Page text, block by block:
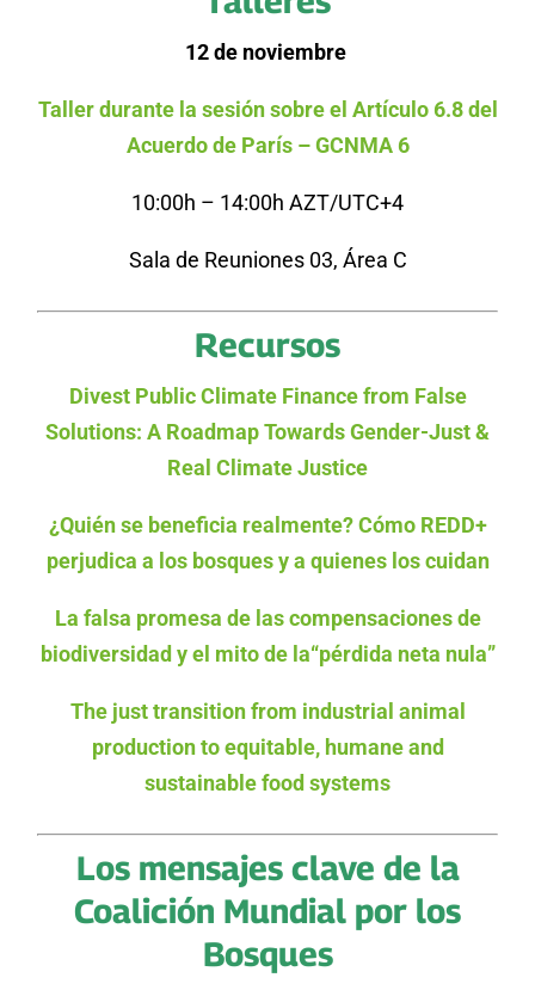
12 de noviembre
Taller durante la sesión sobre el Artículo 6.8 del
Acuerdo de París – GCNMA 6
10:00h – 14:00h AZT/UTC+4
Sala de Reuniones 03, Área C
Recursos
Divest Public Climate Finance from False
Solutions: A Roadmap Towards Gender-Just &
Real Climate Justice
¿Quién se beneficia realmente? Cómo REDD+
perjudica a los bosques y a quienes los cuidan
La falsa promesa de las compensaciones de
biodiversidad y el mito de la“pérdida neta nula”
The just transition from industrial animal
production to equitable, humane and
sustainable food systems
Los mensajes clave de la
Coalición Mundial por los
Bosques